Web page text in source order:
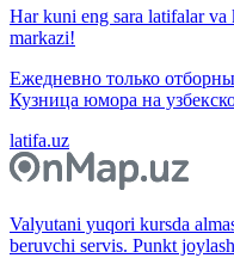
Har kuni eng sara latifalar
markazi!
Ежедневно только
Кузница юмора на
latifa.uz
Valyutani yuqori kursda
beruvchi servis. Punkt